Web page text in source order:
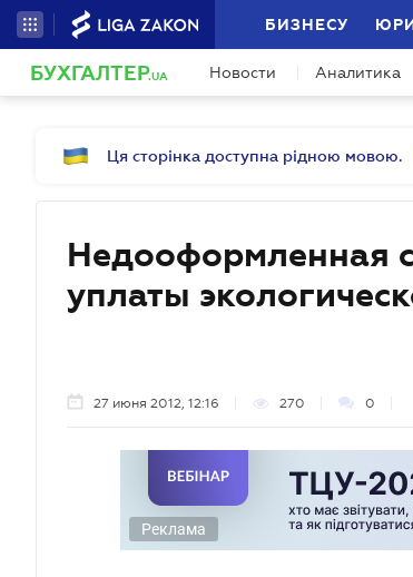
БИЗНЕСУ
БУХГАЛТЕР.UA Новости Аналитика
Ця сторінка доступна рідною мовою.
Недооформленная
уплаты
27 июня 2012, 12:16 270 0
Реклама